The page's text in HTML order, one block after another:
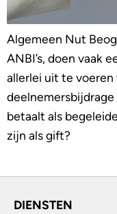
Algemeen Nut
ANBI’s, doen vaak
allerlei uit te voeren
betaalt als
zijn als gift?
DIENSTEN